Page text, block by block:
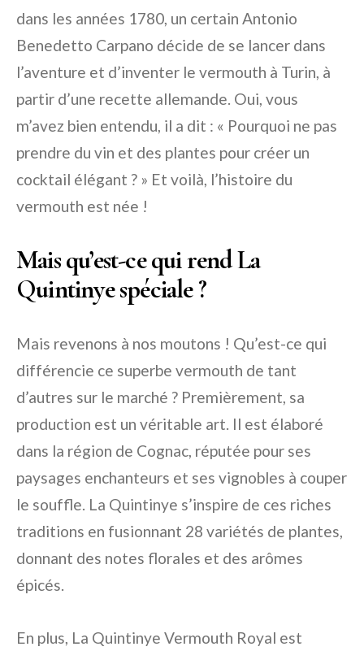
dans les années 1780, un certain Antonio
Benedetto Carpano décide de se lancer dans
l’aventure et d’inventer le vermouth à Turin, à
partir d’une recette allemande. Oui, vous
m’avez bien entendu, il a dit : « Pourquoi ne pas
prendre du vin et des plantes pour créer un
cocktail élégant ? » Et voilà, l’histoire du
vermouth est née !
Mais qu’est-ce qui rend La
Quintinye spéciale ?
Mais revenons à nos moutons ! Qu’est-ce qui
différencie ce superbe vermouth de tant
d’autres sur le marché ? Premièrement, sa
production est un véritable art. Il est élaboré
dans la région de Cognac, réputée pour ses
paysages enchanteurs et ses vignobles à couper
le souffle. La Quintinye s’inspire de ces riches
traditions en fusionnant 28 variétés de plantes,
donnant des notes florales et des arômes
épicés.
En plus, La Quintinye Vermouth Royal est